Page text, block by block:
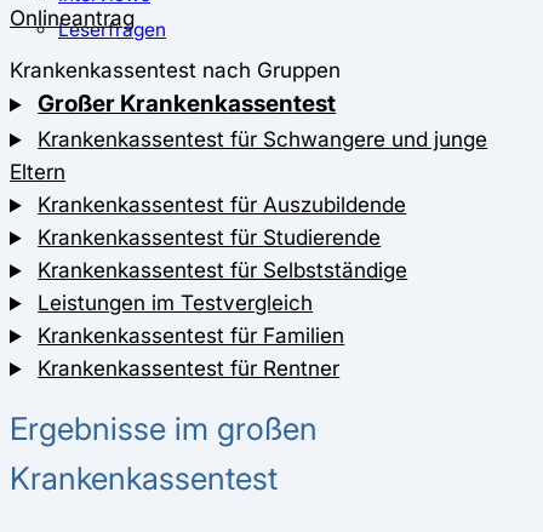
Leserfragen
Onlineantrag
Krankenkassentest nach Gruppen
Großer Krankenkassentest
Krankenkassentest für Schwangere und junge
Eltern
Krankenkassentest für Auszubildende
Krankenkassentest für Studierende
Krankenkassentest für Selbstständige
Leistungen im Testvergleich
Krankenkassentest für Familien
Krankenkassentest für Rentner
Ergebnisse im großen
Krankenkassentest